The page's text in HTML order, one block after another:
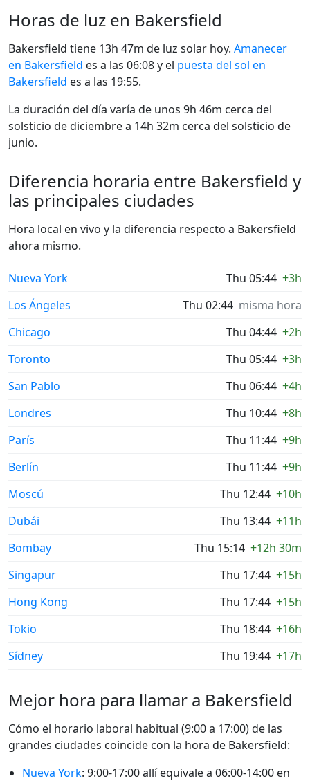
Horas de luz en Bakersfield
Bakersfield tiene 13h 47m de luz solar hoy. Amanecer
en Bakersfield es a las 06:08 y el puesta del sol en
Bakersfield es a las 19:55.
La duración del día varía de unos 9h 46m cerca del
solsticio de diciembre a 14h 32m cerca del solsticio de
junio.
Diferencia horaria entre Bakersfield y
las principales ciudades
Hora local en vivo y la diferencia respecto a Bakersfield
ahora mismo.
Nueva York Thu 05:44 +3h
Los Ángeles
Thu 02:44 misma hora
Chicago
Thu 04:44 +2h
Toronto
Thu 05:44 +3h
San Pablo
Thu 06:44 +4h
Londres
Thu 10:44 +8h
París
Thu 11:44 +9h
Berlín
Thu 11:44 +9h
Moscú
Thu 12:44 +10h
Dubái
Thu 13:44 +11h
Bombay
Thu 15:14 +12h 30m
Singapur
Thu 17:44 +15h
Hong Kong
Thu 17:44 +15h
Tokio
Thu 18:44 +16h
Sídney
Thu 19:44 +17h
Mejor hora para llamar a Bakersfield
Cómo el horario laboral habitual (9:00 a 17:00) de las
grandes ciudades coincide con la hora de Bakersfield:
Nueva York: 9:00-17:00 allí equivale a 06:00-14:00 en